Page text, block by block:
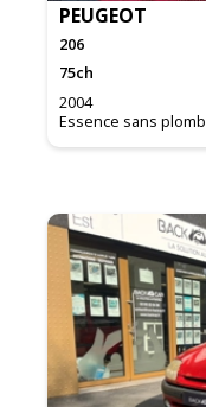
PEUGEOT
206
75ch
2004
Essence sans plomb